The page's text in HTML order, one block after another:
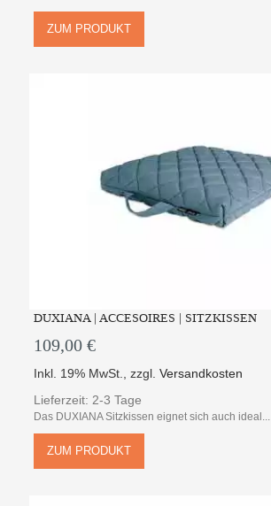
ZUM PRODUKT
DUXIANA | ACCESOIRES | SITZKISSEN
109,00 €
Inkl. 19% MwSt. ,zzgl.Versandkosten
Lieferzeit: 2-3 Tage
Das DUXIANA Sitzkissen eignet sich auch ideal...
ZUM PRODUKT